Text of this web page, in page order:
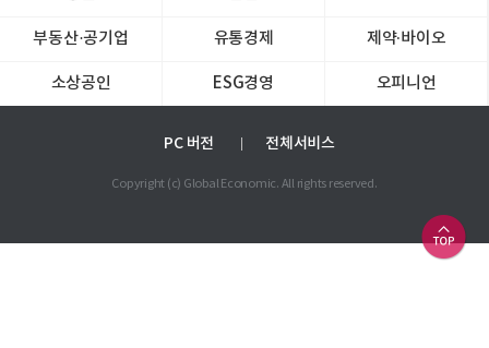
부동산·공기업 유통경제 제약∙바이오
소상공인 ESG경영 오피니언
PC 버전 전체서비스
Copyright (c) Global Economic. All rights reserved.